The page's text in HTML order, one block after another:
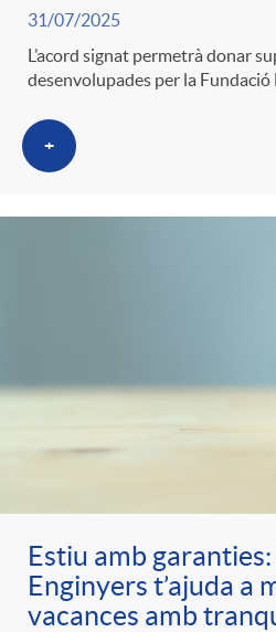
31/07/2025
L’acord signat permetrà donar
desenvolupades per la Fundació
+
Estiu amb
Enginyers t’ajuda a
vacances amb